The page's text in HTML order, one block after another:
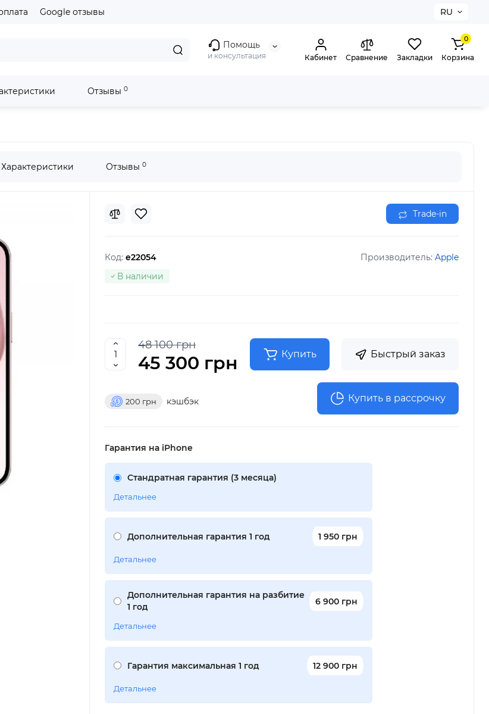
Google отзывы RU
Помощь
и консультация Кабинет Сравнение Закладки
0
Корзина
Отзывы 0
Характеристики Отзывы 0
Trade-in
Код: e22054 Производитель: Apple
В наличии
48 100 грн
45 300 грн Купить Быстрый заказ
200 грн кэшбэк Купить в рассрочку
Гарантия на iPhone
Стандратная гарантия (3 месяца)
Детальнее
Дополнительная гарантия 1 год 1 950 грн
Детальнее
Дополнительная гарантия на разбитие
1 год
6 900 грн
Детальнее
Гарантия максимальная 1 год 12 900 грн
Детальнее